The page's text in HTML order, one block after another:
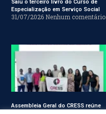
Saiu o terceiro livro do Curso de
Especialização em Serviço Social
31/07/2026 Nenhum comentário
Assembleia Geral do CRESS reúne